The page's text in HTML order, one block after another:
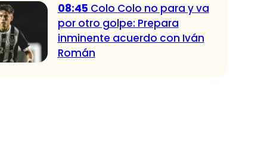
08:45 Colo Colo no para y va
por otro golpe: Prepara
inminente acuerdo con Iván
Román